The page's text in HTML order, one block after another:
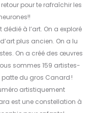
pour te rafraîchir les
à l’art. On a exploré
plus ancien. On a lu
On a créé des œuvres
sommes 159 artistes-
du gros Canard !
artistiquement
est une constellation à